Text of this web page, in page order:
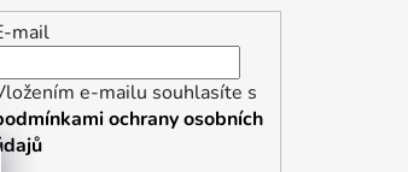
mail
e-mailu souhlasíte s
ochrany osobních